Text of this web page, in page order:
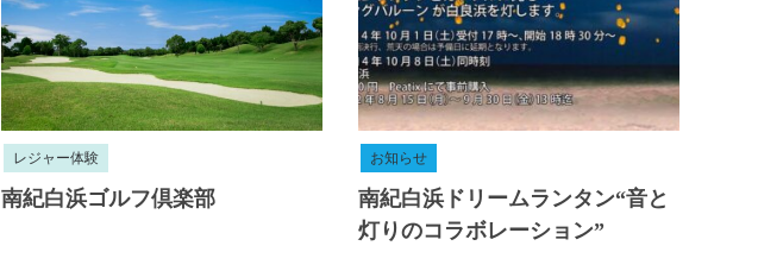
レジャー体験
南紀白浜ゴルフ倶楽部
お知らせ
南紀白浜ドリームランタン“音と
灯りのコラボレーション”